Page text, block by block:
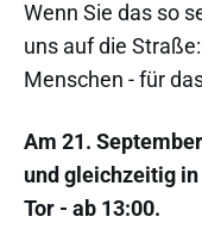
Wenn Sie das so
uns auf die
Menschen - für
Am 21.
und gleichzeitig
Tor - ab 13:00.